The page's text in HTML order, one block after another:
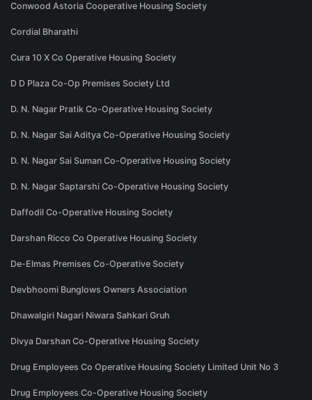
Conwood Astoria Cooperative Housing Society
Cordial Bharathi
Cura 10 X Co Operative Housing Society
D D Plaza Co-Op Premises Society Ltd
D. N. Nagar Pratik Co-Operative Housing Society
D. N. Nagar Sai Aditya Co-Operative Housing Society
D. N. Nagar Sai Suman Co-Operative Housing Society
D. N. Nagar Saptarshi Co-Operative Housing Society
Daffodil Co-Operative Housing Society
Darshan Ricco Co Operative Housing Society
De-Elmas Premises Co-Operative Society
Devbhoomi Bunglows Owners Association
Dhawalgiri Nagari Niwara Sahkari Gruh
Divya Darshan Co-Operative Housing Society
Drug Employees Co Operative Housing Society Limited Unit No 3
Drug Employees Co-Operative Housing Society